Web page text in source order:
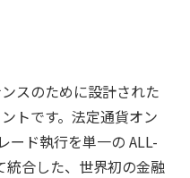
スのために設計された
トです。法定通貨オン
ード執行を単一の ALL-
統合した、世界初の金融